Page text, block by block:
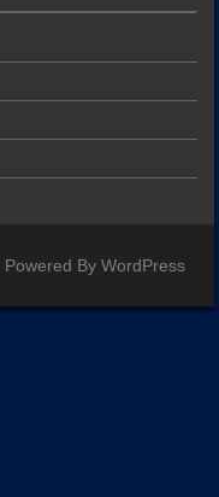
Powered By WordPress